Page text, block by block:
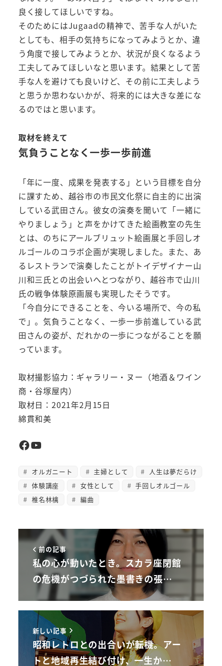
良く接してほしいですね。
そのためにはJugaadの精神で、苦手な人がいた
としても、相手の気持ちになってみようとか、違
う角度で接してみようとか、状況が良くなるよう
工夫してみてほしいなと思います。結果として苦
手な人を避けても良いけど、その前に工夫しよう
と思うか思わないかが、将来的には大きな差にな
るのではと思います。
取材を終えて
気負うことなく一歩一歩前進
「年に一度、成果を発表する」という目標を自分
に課すため、越谷市の市民文化祭に自主的に出演
している武田さん。彼女の演奏を聞いて「一緒に
やりましょう」と声をかけてきた絵画教室の先生
とは、のちにアールブリュット絵画展と手回しオ
ルゴールのコラボ企画が実現しました。また、あ
るレストランで演奏したことがトイデザイナー山
川和三氏との出会いへとつながり、越谷市で山川
氏の戦争体験原画展も実現したそうです。
「今自分にできることを、今いる場所で、今の私
で」。気負うことなく、一歩一歩前進している武
田さんの姿が、だれかの一歩につながることを願
っています。
取材撮影協力：ギャラリー・ヌー（地酒＆ワイン
商・谷塚屋内）
取材日：2021年2月15日
綿貫和美
Facebook
YouTube
オルガニート 主婦として
人生は夢だらけ
体験講座
女性として
手回しオルゴール
椎名林檎
編曲
前の記事
私の心が動いたとき。スカラ座閉館
の危機がつづられた墨書きの張…
新しい記事
昭和レトロとの出合いが転機。アー
トと地域再生結び付け、一生か…